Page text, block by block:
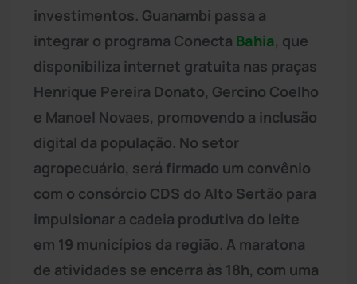
investimentos. Guanambi passa a
integrar o programa Conecta Bahia, que
disponibiliza internet gratuita nas praças
Henrique Pereira Donato, Gercino Coelho
e Manoel Novaes, promovendo a inclusão
digital da população. No setor
agropecuário, será firmado um convênio
com o consórcio CDS do Alto Sertão para
impulsionar a cadeia produtiva do leite
em 19 municípios da região. A maratona
de atividades se encerra às 18h, com uma